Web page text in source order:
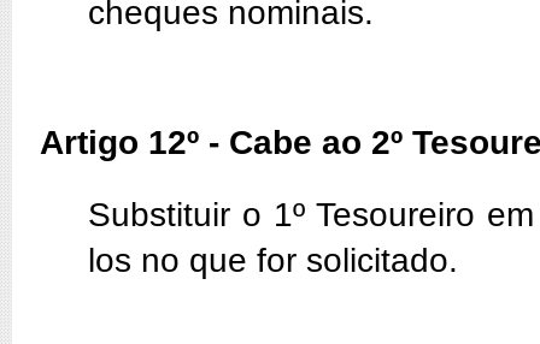
cheques nominais.
Artigo 12º - Cabe ao 2º
Substituir o 1º Tesoureiro
los no que for solicitado.